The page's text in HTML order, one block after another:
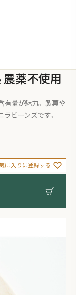
農薬不使用
有量が魅力。製菓や
ビーンズです。
に入りに登録する